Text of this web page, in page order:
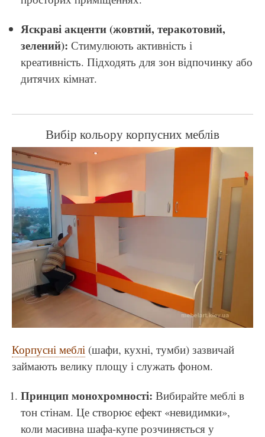
Яскраві акценти (жовтий, теракотовий,
зелений): Стимулюють активність і
креативність. Підходять для зон відпочинку або
дитячих кімнат.
Вибір кольору корпусних меблів
Корпусні меблі (шафи, кухні, тумби) зазвичай
займають велику площу і служать фоном.
Принцип монохромності: Вибирайте меблі в
тон стінам. Це створює ефект «невидимки»,
коли масивна шафа-купе розчиняється у